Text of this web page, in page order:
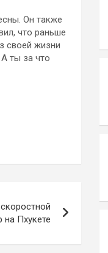
Он также
что раньше
своей жизни
ты за что
на Пхукете